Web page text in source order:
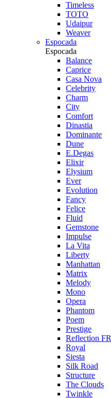
Timeless
TOTO
Udaipur
Weaver
Espocada
Espocada
Balance
Caprice
Casa Nova
Celebrity
Charm
City
Comfort
Dinastia
Dominante
Dune
E.Degas
Elixir
Elysium
Ever
Evolution
Fancy
Felice
Fluid
Gemstone
Impulse
La Vita
Liberty
Manhattan
Matrix
Melody
Mono
Opera
Phantom
Poem
Prestige
Reflection FR
Royal
Siesta
Silk Road
Structure
The Clouds
Twinkle